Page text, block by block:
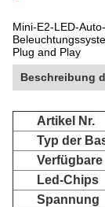
Mini-E2-LED-
Plug and Play
Beschreibung
Artikel Nr.
Typ der
Verfügbare
Led-Chips
Spannung